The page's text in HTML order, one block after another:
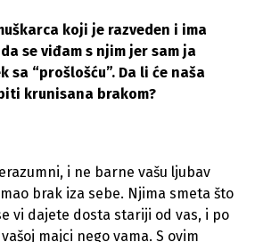
koji je razveden i ima
se viđam s njim jer sam ja
sa “prošlošću”. Da li će naša
krunisana brakom?
i ne barne vašu ljubav
brak iza sebe. Njima smeta što
vi dajete dosta stariji od vas, i po
majci nego vama. S ovim